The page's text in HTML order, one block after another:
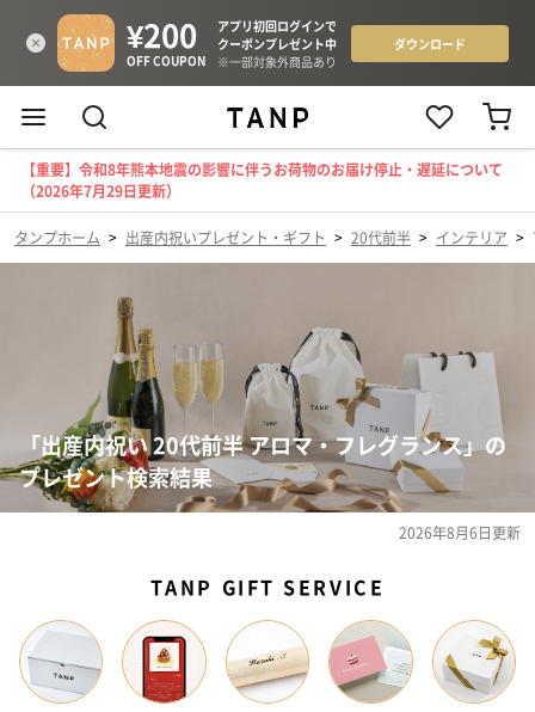
【重要】令和8年熊本地震の影響に伴うお荷物のお届け停止・遅延について
（2026年7月29日更新）
タンプホーム > 出産内祝いプレゼント・ギフト > 20代前半 > インテリア >
「出産内祝い 20代前半 アロマ・フレグランス」の
プレゼント検索結果
2026年8月6日更新
TANP GIFT SERVICE